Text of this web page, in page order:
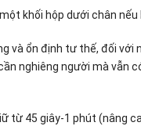
khối hộp dưới chân
và ổn định tư thế, đối với
nghiêng người mà vẫn
từ 45 giây-1 phút (nâng